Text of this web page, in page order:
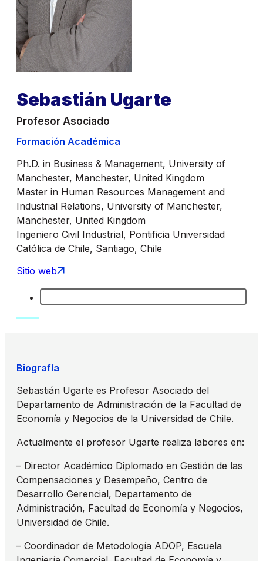
Sebastián Ugarte
Profesor Asociado
Formación Académica
Ph.D. in Business & Management, University of
Manchester, Manchester, United Kingdom
Master in Human Resources Management and
Industrial Relations, University of Manchester,
Manchester, United Kingdom
Ingeniero Civil Industrial, Pontificia Universidad
Católica de Chile, Santiago, Chile
Sitio web
Biografía
Sebastián Ugarte es Profesor Asociado del
Departamento de Administración de la Facultad de
Economía y Negocios de la Universidad de Chile.
Actualmente el profesor Ugarte realiza labores en:
– Director Académico Diplomado en Gestión de las
Compensaciones y Desempeño, Centro de
Desarrollo Gerencial, Departamento de
Administración, Facultad de Economía y Negocios,
Universidad de Chile.
– Coordinador de Metodología ADOP, Escuela